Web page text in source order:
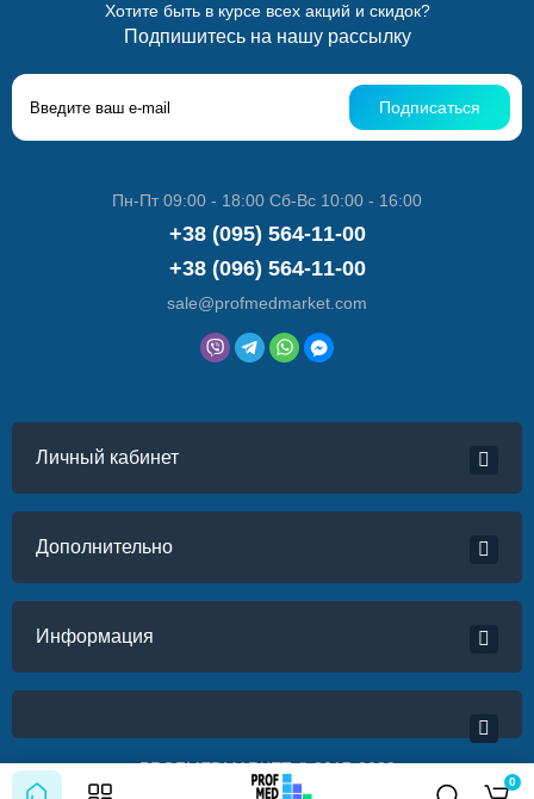
0
Хотите быть в курсе всех акций и скидок?
Подпишитесь на нашу рассылку
Подписаться
Пн-Пт 09:00 - 18:00 Сб-Вс 10:00 - 16:00
+38 (095) 564-11-00
+38 (096) 564-11-00
sale@profmedmarket.com
Личный кабинет
Дополнительно
Информация
PROFMEDMARKET © 2017-2022